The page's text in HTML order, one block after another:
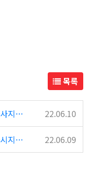
목록
인천 간석동 마사지샵 태국황실마사지 방문후기~~ 22.06.10
대전 오류동 마시지샵!!기통찬태국관리 마사지 후기!!!ㅋㅋㅋ 22.06.09